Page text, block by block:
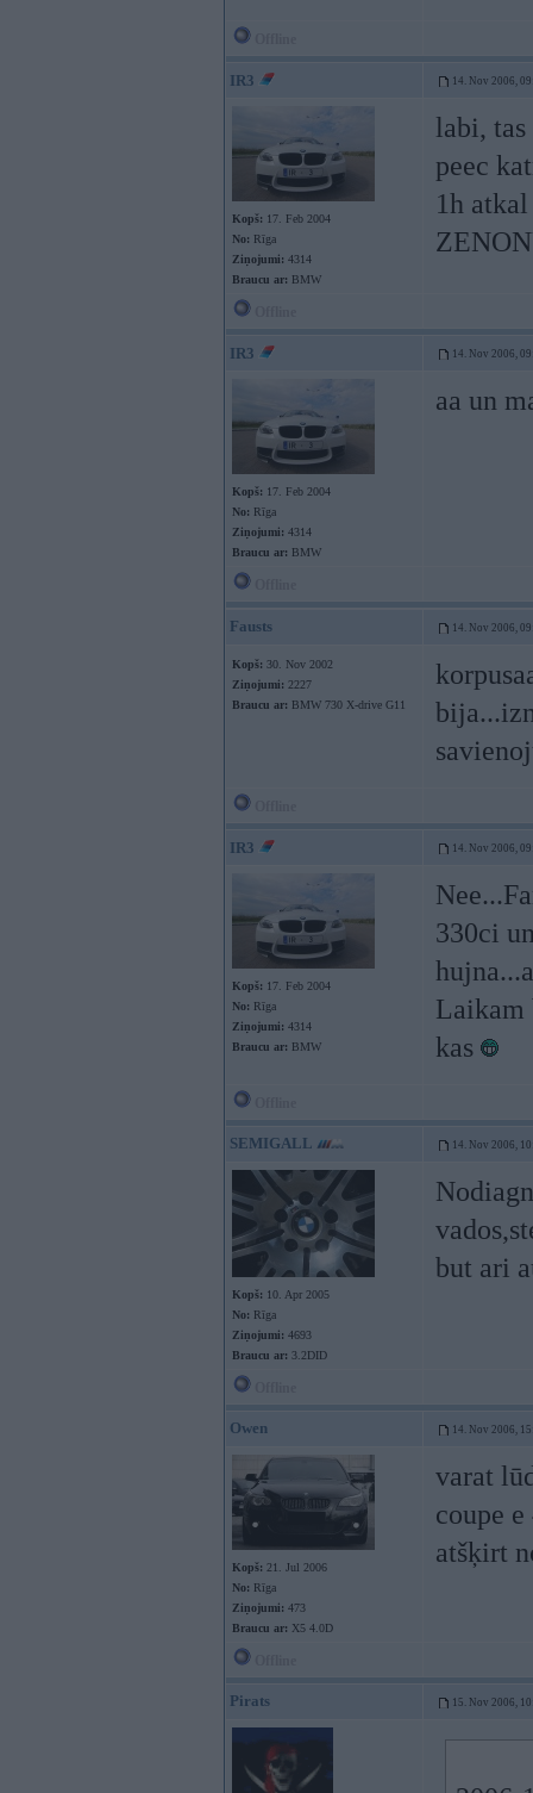
IR3 14. Nov 2006,
Kopš: 17. Feb 2004
No: Rīga
Ziņojumi: 4314
Braucu ar: BMW
labi,
peec
1h
IR3 14. Nov 2006,
Kopš: 17. Feb 2004
No: Rīga
Ziņojumi: 4314
Braucu ar: BMW
aa un
Fausts 14. Nov 2006,
Kopš: 30. Nov 2002
Ziņojumi: 2227
Braucu ar: BMW 730 X-drive G11
IR3 14. Nov 2006,
Kopš: 17. Feb 2004
No: Rīga
Ziņojumi: 4314
Braucu ar: BMW
330ci
Laikam
kas
SEMIGALL 14. Nov 2006,
Kopš: 10. Apr 2005
No: Rīga
Ziņojumi: 4693
Braucu ar: 3.2DID
but ari
Owen 14. Nov 2006,
Kopš: 21. Jul 2006
No: Rīga
Ziņojumi: 473
Braucu ar: X5 4.0D
varat
coupe
atšķirt
Pirats 15. Nov 2006,